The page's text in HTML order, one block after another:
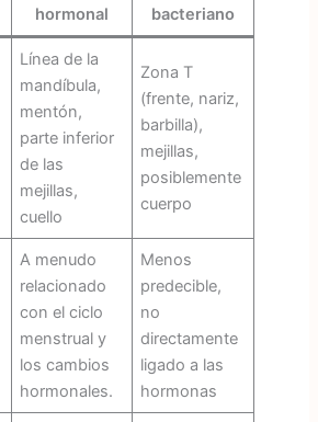
hormonal
bacteriano
Línea de la
mandíbula,
mentón,
parte inferior
de las
mejillas,
cuello
Zona T
(frente, nariz,
barbilla),
mejillas,
posiblemente
cuerpo
A menudo
relacionado
con el ciclo
menstrual y
los cambios
hormonales.
Menos
predecible,
no
directamente
ligado a las
hormonas